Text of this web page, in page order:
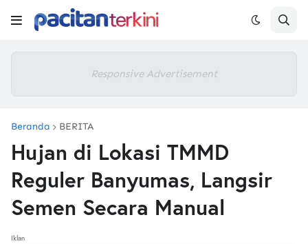
Responsive Advertisement
Beranda BERITA
Hujan di Lokasi TMMD
Reguler Banyumas, Langsir
Semen Secara Manual
Iklan